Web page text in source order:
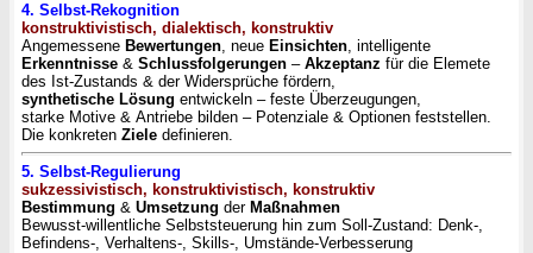
4. Selbst-Rekognition
konstruktivistisch, dialektisch, konstruktiv
Angemessene Bewertungen, neue Einsichten, intelligente
Erkenntnisse & Schlussfolgerungen – Akzeptanz für die Elemete
des Ist-Zustands & der Widersprüche fördern,
synthetische Lösung entwickeln – feste Überzeugungen,
starke Motive & Antriebe bilden – Potenziale & Optionen feststellen.
Die konkreten Ziele definieren.
5. Selbst-Regulierung
sukzessivistisch, konstruktivistisch, konstruktiv
Bestimmung & Umsetzung der Maßnahmen
Bewusst-willentliche Selbststeuerung hin zum Soll-Zustand: Denk-,
Befindens-, Verhaltens-, Skills-, Umstände-Verbesserung